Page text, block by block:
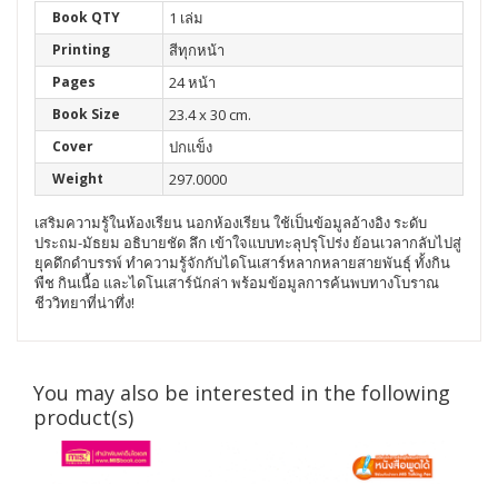
Book QTY 1 เล่ม
Printing สีทุกหน้า
Pages 24 หน้า
Book Size 23.4 x 30 cm.
Cover ปกแข็ง
Weight 297.0000
เสริมความรู้ในห้องเรียน นอกห้องเรียน ใช้เป็นข้อมูลอ้างอิง ระดับ
ประถม-มัธยม อธิบายชัด ลึก เข้าใจแบบทะลุปรุโปร่ง ย้อนเวลากลับไปสู่
ยุคดึกดำบรรพ์ ทำความรู้จักกับไดโนเสาร์หลากหลายสายพันธุ์ ทั้งกิน
พืช กินเนื้อ และไดโนเสาร์นักล่า พร้อมข้อมูลการค้นพบทางโบราณ
ชีววิทยาที่น่าทึ่ง!
You may also be interested in the following
product(s)